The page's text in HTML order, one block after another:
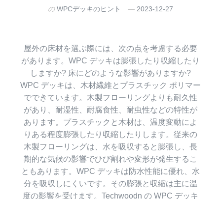
のWPCデッキのヒント 2023-12-27
屋外の床材を選ぶ際には、次の点を考慮する必要
があります。WPC デッキは膨張したり収縮したり
しますか? 床にどのような影響がありますか?
WPC デッキは、木材繊維とプラスチック ポリマー
でできています。木製フローリングよりも耐久性
があり、耐湿性、耐腐食性、耐虫性などの特性が
あります。プラスチックと木材は、温度変動によ
りある程度膨張したり収縮したりします。従来の
木製フローリングは、水を吸収すると膨張し、長
期的な気候の影響でひび割れや変形が発生するこ
ともあります。WPC デッキは防水性能に優れ、水
分を吸収しにくいです。その膨張と収縮は主に温
度の影響を受けます。Techwoodn の WPC デッキ